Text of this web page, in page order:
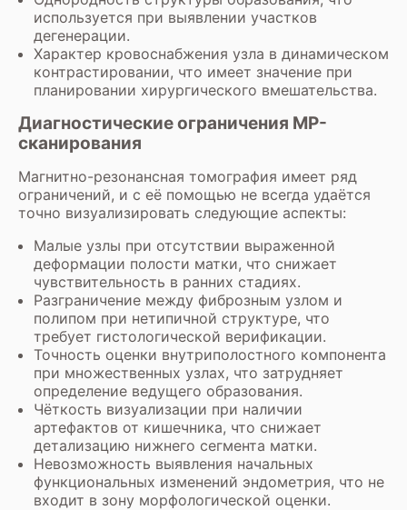
используется при выявлении участков
дегенерации.
Характер кровоснабжения узла в динамическом
контрастировании, что имеет значение при
планировании хирургического вмешательства.
Диагностические ограничения МР-
сканирования
Магнитно-резонансная томография имеет ряд
ограничений, и с её помощью не всегда удаётся
точно визуализировать следующие аспекты:
Малые узлы при отсутствии выраженной
деформации полости матки, что снижает
чувствительность в ранних стадиях.
Разграничение между фиброзным узлом и
полипом при нетипичной структуре, что
требует гистологической верификации.
Точность оценки внутриполостного компонента
при множественных узлах, что затрудняет
определение ведущего образования.
Чёткость визуализации при наличии
артефактов от кишечника, что снижает
детализацию нижнего сегмента матки.
Невозможность выявления начальных
функциональных изменений эндометрия, что не
входит в зону морфологической оценки.